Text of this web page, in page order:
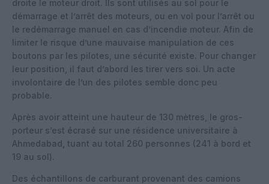
droite le moteur droit. Ils sont utilisés au sol pour le
démarrage et l’arrêt des moteurs, ou en vol pour l’arrêt ou
le redémarrage manuel en cas d’incendie moteur. Afin de
limiter le risque d’une mauvaise manipulation de ces
boutons par les pilotes, une sécurité existe. Pour changer
leur position, il faut d’abord les tirer vers soi. Un acte
involontaire de l’un des pilotes semble donc peu
probable.
Après avoir atteint une hauteur de 130 mètres, le gros-
porteur s’est écrasé sur une résidence universitaire à
Ahmedabad, tuant au total 260 personnes (241 à bord et
19 au sol).
Des échantillons de carburant provenant des camions